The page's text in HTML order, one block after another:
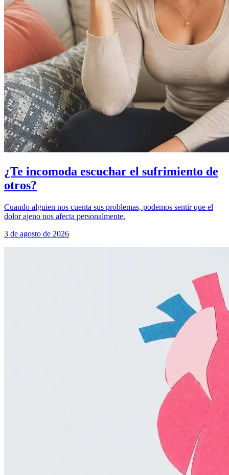
¿Te incomoda escuchar el sufrimiento de
otros?
Cuando alguien nos cuenta sus problemas, podemos sentir que el
dolor ajeno nos afecta personalmente.
3 de agosto de 2026